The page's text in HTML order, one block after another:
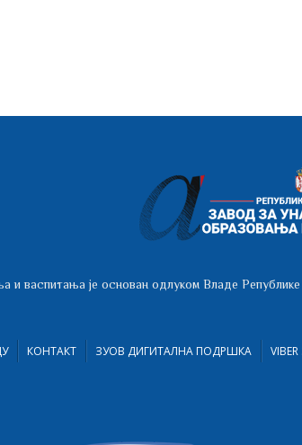
и васпитања је основан одлуком Владе
КОНТАКТ ЗУОВ ДИГИТАЛНА ПОДРШКА